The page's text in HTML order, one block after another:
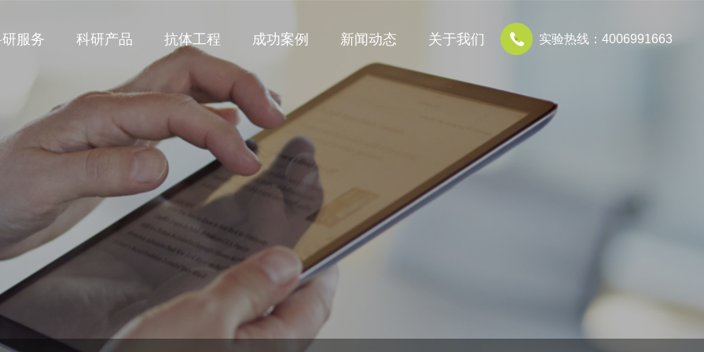
实验热线：4006991663
服务 科研产品 抗体工程 成功案例 新闻动态 关于我们